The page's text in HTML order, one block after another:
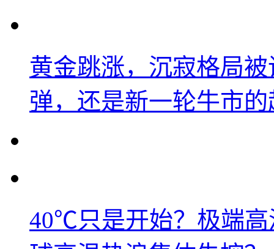
黄金跳涨，沉寂格局
弹，还是新一轮牛市
40℃只是开始？极端